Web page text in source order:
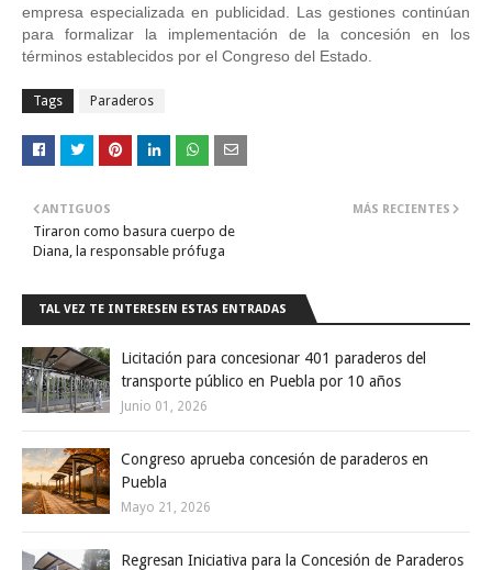
empresa especializada en publicidad. Las gestiones continúan
para formalizar la implementación de la concesión en los
términos establecidos por el Congreso del Estado.
Tags Paraderos
MÁS RECIENTES
ANTIGUOS
Tiraron como basura cuerpo de
Diana, la responsable prófuga
TAL VEZ TE INTERESEN ESTAS ENTRADAS
Licitación para concesionar 401 paraderos del
transporte público en Puebla por 10 años
Junio 01, 2026
Congreso aprueba concesión de paraderos en
Puebla
Mayo 21, 2026
Regresan Iniciativa para la Concesión de Paraderos